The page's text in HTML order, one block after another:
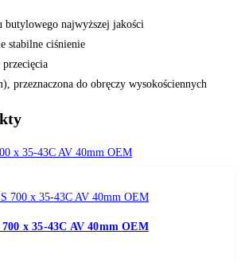
butylowego najwyższej jakości
stabilne ciśnienie
przecięcia
przeznaczona do obręczy wysokościennych
x 35-43C AV 40mm OEM